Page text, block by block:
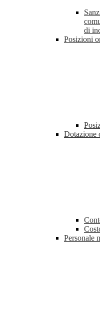
di
Posizioni
Dotazione
Personale